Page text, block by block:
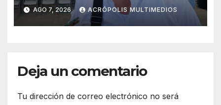
AGO 7, 2026 ACRÓPOLIS MULTIMEDIOS
Deja un comentario
Tu dirección de correo electrónico no será